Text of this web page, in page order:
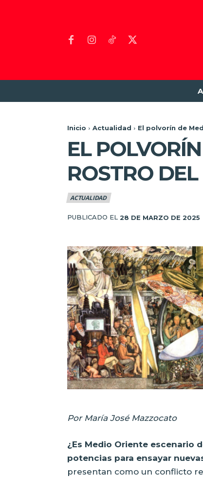
Inicio Actualidad El polvorín de
EL
ROSTRO
ACTUALIDAD
PUBLICADO EL 28 DE MARZO DE 2025
Por María José Mazzocato
¿Es Medio Oriente escenario
potencias para ensayar
presentan como un conflicto